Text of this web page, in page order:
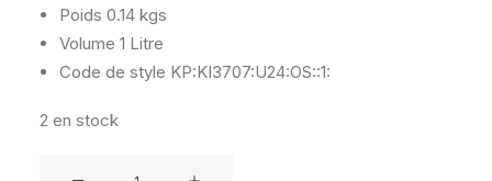
Poids 0.14 kgs
Volume 1 Litre
Code de style KP:KI3707:U24:OS::1:
2 en stock